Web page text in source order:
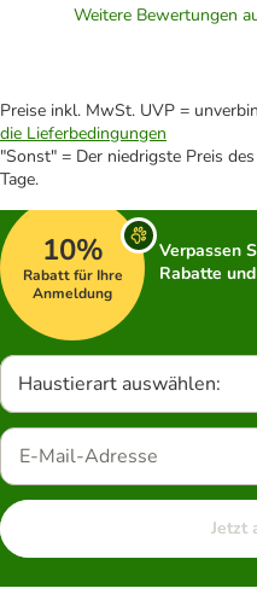
Weitere Bewertungen
Preise inkl. MwSt. UVP =
die Lieferbedingungen
"Sonst" = Der niedrigste Preis
Tage.
10%
Rabatt für Ihre
Anmeldung
Verpassen
Rabatte
Haustierart auswählen:
Jetzt